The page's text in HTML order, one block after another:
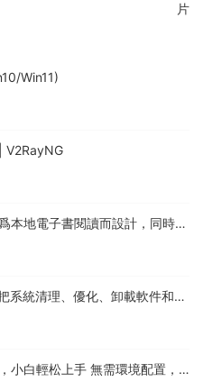
片
Win11)
V2RayNG
本地電子書閱讀而設計，同時支
系統清理、優化、卸載軟件和各
白輕松上手 無需環境配置，